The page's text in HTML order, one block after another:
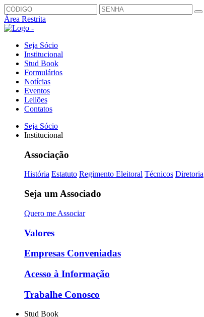
Área Restrita
Seja Sócio
Institucional
Stud Book
Formulários
Notícias
Eventos
Leilões
Contatos
Seja Sócio
Institucional
Associação
História Estatuto Regimento Eleitoral Técnicos Diretoria
Seja um Associado
Quero me Associar
Valores
Empresas Conveniadas
Acesso à Informação
Trabalhe Conosco
Stud Book